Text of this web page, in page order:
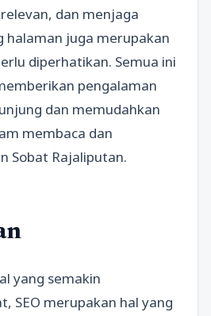
dan menjaga
halaman juga merupakan
diperhatikan. Semua ini
pengalaman
dan memudahkan
membaca dan
Sobat Rajaliputan.
yang semakin
SEO merupakan hal yang